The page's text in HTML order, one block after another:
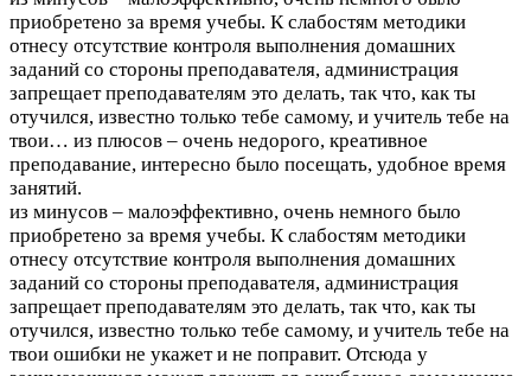
приобретено за время учебы. К слабостям методики
отнесу отсутствие контроля выполнения домашних
заданий со стороны преподавателя, администрация
запрещает преподавателям это делать, так что, как ты
отучился, известно только тебе самому, и учитель тебе на
твои… из плюсов – очень недорого, креативное
преподавание, интересно было посещать, удобное время
занятий.
из минусов – малоэффективно, очень немного было
приобретено за время учебы. К слабостям методики
отнесу отсутствие контроля выполнения домашних
заданий со стороны преподавателя, администрация
запрещает преподавателям это делать, так что, как ты
отучился, известно только тебе самому, и учитель тебе на
твои ошибки не укажет и не поправит. Отсюда у